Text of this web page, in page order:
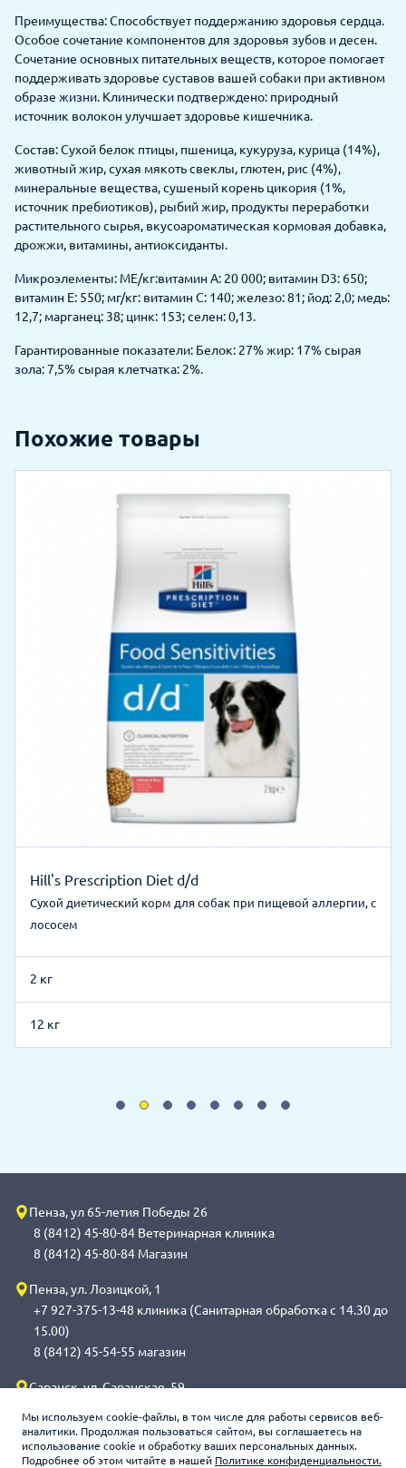
Мы используем cookie-файлы, в том числе для работы сервисов веб-
аналитики. Продолжая пользоваться сайтом, вы соглашаетесь на
использование cookie и обработку ваших персональных данных.
Подробнее об этом читайте в нашей Политике конфиденциальности.
Преимущества: Способствует поддержанию здоровья сердца.
Особое сочетание компонентов для здоровья зубов и десен.
Сочетание основных питательных веществ, которое помогает
поддерживать здоровье суставов вашей собаки при активном
образе жизни. Клинически подтверждено: природный
источник волокон улучшает здоровье кишечника.
Состав: Сухой белок птицы, пшеница, кукуруза, курица (14%),
животный жир, сухая мякоть свеклы, глютен, рис (4%),
минеральные вещества, сушеный корень цикория (1%,
источник пребиотиков), рыбий жир, продукты переработки
растительного сырья, вкусоароматическая кормовая добавка,
дрожжи, витамины, антиоксиданты.
Микроэлементы: МЕ/кг:витамин A: 20 000; витамин D3: 650;
витамин E: 550; мг/кг: витамин C: 140; железо: 81; йод: 2,0; медь:
12,7; марганец: 38; цинк: 153; селен: 0,13.
Гарантированные показатели: Белок: 27% жир: 17% сырая
зола: 7,5% сырая клетчатка: 2%.
Похожие товары
Hill's Prescription Diet d/d
Сухой диетический корм для собак при пищевой аллергии, с
лососем
2 кг
12 кг
Пенза, ул 65-летия Победы 26
8 (8412) 45-80-84 Ветеринарная клиника
8 (8412) 45-80-84 Магазин
Пенза, ул. Лозицкой, 1
+7 927-375-13-48 клиника (Санитарная обработка с 14.30 до
15.00)
8 (8412) 45-54-55 магазин
Саранск, ул. Саранская, 59
обработка с 14.00 до 14.30)
8 (8342) 272-275 магазин